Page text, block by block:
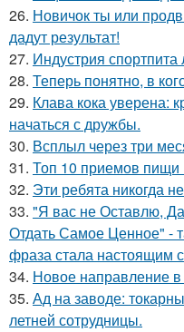
26. Новичок ты или
дадут результат!
27. Индустрия
28. Теперь понятно, в
29. Клава кока уверена:
начаться с дружбы.
30. Всплыл через три
31. Топ 10 приемов пищи
32. Эти ребята никогда
33. "Я вас не Оставлю,
Отдать Самое Ценное" -
фраза стала настоящим
34. Новое направление
35. Ад на заводе:
летней сотрудницы.